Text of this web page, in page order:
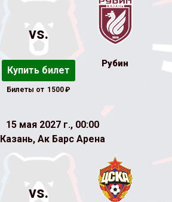
vs.
Купить билет
Билеты от 1500₽
Рубин
15 мая 2027 г., 00:00
Казань, Ак Барс Арена
vs.